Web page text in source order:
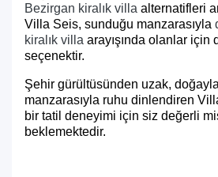
Bezirgan kiralık villa alternatifleri
Villa Seis, sunduğu manzarasıyla
kiralık villa arayışında olanlar için
seçenektir.
Şehir gürültüsünden uzak,
manzarasıyla ruhu dinlendiren
bir tatil deneyimi için siz değerli
beklemektedir.